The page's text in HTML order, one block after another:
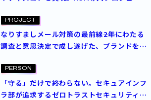
PROJECT
なりすましメール対策の最前線――2年にわたる
調査と意思決定で成し遂げた、ブランドを守
PERSON
「守る」だけで終わらない。セキュアインフ
ラ部が追求するゼロトラストセキュリティの